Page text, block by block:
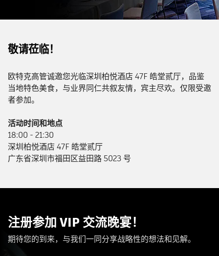
敬请莅临！
欧特克高管诚邀您光临深圳柏悦酒店 47F 皓堂贰厅，品鉴
当地特色美食，与业界同仁共叙友情，宾主尽欢。仅限受邀
者参加。
活动时间和地点
18:00 - 21:30
深圳柏悦酒店 47F 皓堂贰厅
广东省深圳市福田区益田路 5023 号
注册参加 VIP 交流晚宴！
期待您的到来，与我们一同分享战略性的想法和见解。